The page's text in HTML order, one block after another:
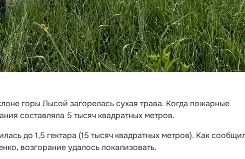
горы Лысой загорелась сухая трава. Когда пожарные
составляла 5 тысяч квадратных метров.
до 1,5 гектара (15 тысяч квадратных метров). Как
возгорание удалось локализовать.